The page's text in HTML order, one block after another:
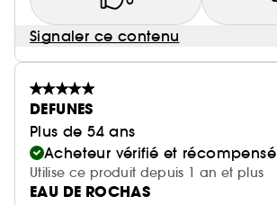
Signaler ce contenu
DEFUNES
Plus de 54 ans
Acheteur vérifié et récompensé
Utilise ce produit depuis 1 an et plus
EAU DE ROCHAS